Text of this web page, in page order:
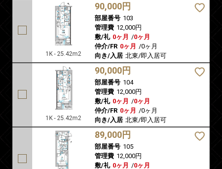
1K - 25.42m2
90,000円
部屋番号 103
管理費 12,000円
敷/礼 0ヶ月 /0ヶ月
仲介/FR 0ヶ月 /0ヶ月
向き/入居 北東/即入居可
1K - 25.42m2
90,000円
部屋番号 104
管理費 12,000円
敷/礼 0ヶ月 /0ヶ月
仲介/FR 0ヶ月 /0ヶ月
向き/入居 北東/即入居可
89,000円
部屋番号 105
管理費 12,000円
敷/礼 0ヶ月 /0ヶ月